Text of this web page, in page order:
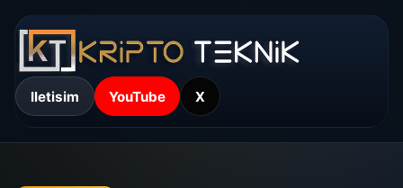
Iletisim YouTube X